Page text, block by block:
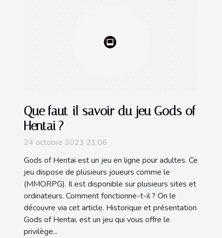
Que faut-il savoir du jeu Gods of
Hentai ?
24 octobre 2023 21:06
Gods of Hentai est un jeu en ligne pour adultes. Ce
jeu dispose de plusieurs joueurs comme le
(MMORPG). Il est disponible sur plusieurs sites et
ordinateurs. Comment fonctionne-t-il ? On le
découvre via cet article. Historique et présentation
Gods of Hentai, est un jeu qui vous offre le
privilège...